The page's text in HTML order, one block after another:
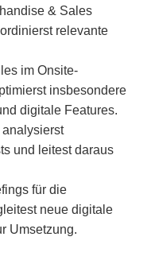
& Sales
relevante
im Onsite-
insbesondere
digitale Features.
analysierst
und leitest daraus
für die
neue digitale
Umsetzung.